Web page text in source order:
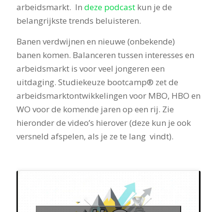
arbeidsmarkt. In deze podcastkun je de
belangrijkste trends beluisteren.
Banen verdwijnen en nieuwe (onbekende)
banen komen. Balanceren tussen interesses en
arbeidsmarkt is voor veel jongeren een
uitdaging. Studiekeuze bootcamp® zet de
arbeidsmarktontwikkelingen voor MBO, HBO en
WO voor de komende jaren op een rij. Zie
hieronder de video’s hierover (deze kun je ook
versneld afspelen, als je ze te lang vindt).